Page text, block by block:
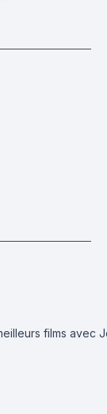
films avec